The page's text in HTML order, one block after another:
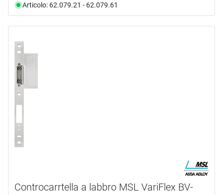
Articolo: 62.079.21 - 62.079.61
Controcarrtella a labbro MSL VariFlex BV-